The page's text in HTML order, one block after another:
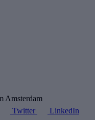
Amsterdam
Twitter LinkedIn